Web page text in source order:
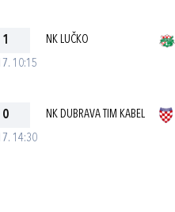
10:15
1 NK LUČKO
14:30
0 NK DUBRAVA TIM KABEL